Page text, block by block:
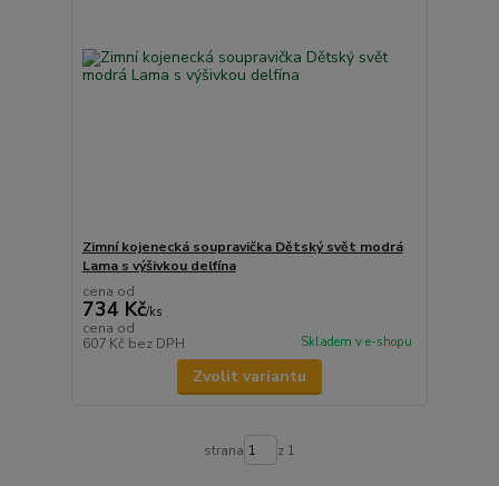
Zimní kojenecká soupravička Dětský svět modrá
Lama s výšivkou delfína
cena od
734 Kč/ks
cena od
607 Kč bez DPH Skladem v e-shopu
Zvolit variantu
strana z 1